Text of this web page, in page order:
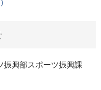
振興部スポーツ振興課